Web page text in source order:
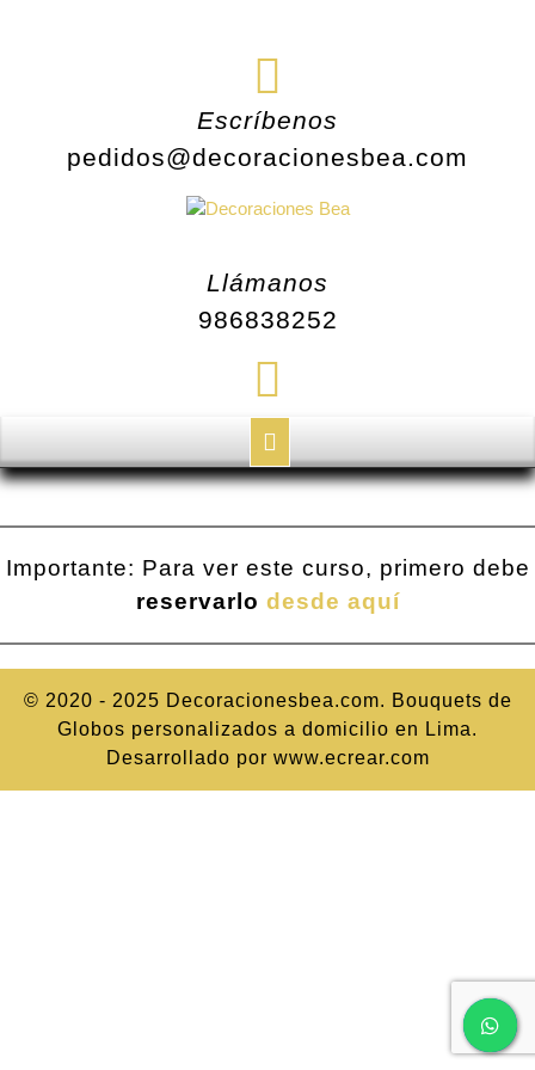
Escríbenos
pedidos@decoracionesbea.com
Llámanos
986838252
Importante: Para ver este curso, primero debe
reservarlo desde aquí
© 2020 - 2025 Decoracionesbea.com. Bouquets de
Globos personalizados a domicilio en Lima.
Desarrollado por www.ecrear.com